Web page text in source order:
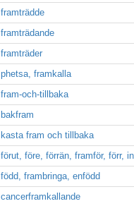
framträdde
framträdande
framträder
phetsa, framkalla
fram-och-tillbaka
bakfram
kasta fram och tillbaka
förut, före, förrän, framför, förr,
född, frambringa, enfödd
cancerframkallande